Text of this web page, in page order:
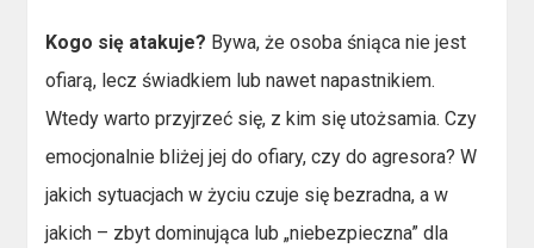
Kogo się atakuje? Bywa, że osoba śniąca nie jest
ofiarą, lecz świadkiem lub nawet napastnikiem.
Wtedy warto przyjrzeć się, z kim się utożsamia. Czy
emocjonalnie bliżej jej do ofiary, czy do agresora? W
jakich sytuacjach w życiu czuje się bezradna, a w
jakich – zbyt dominująca lub „niebezpieczna” dla